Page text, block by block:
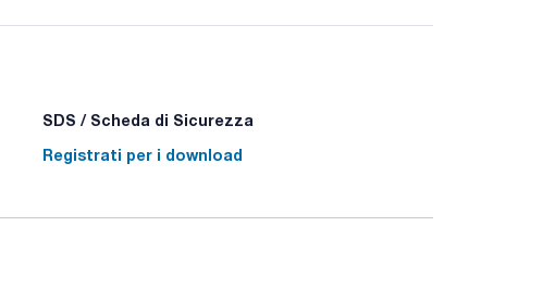
SDS / Scheda di Sicurezza
Registrati per i download